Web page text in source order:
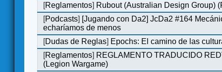
[Reglamentos] Rubout (Australian Design Group)
[Podcasts] [Jugando con Da2] JcDa2 #164
echaríamos de menos
[Dudas de Reglas] Epochs: El camino de las
[Reglamentos] REGLAMENTO TRADUCIDO
(Legion Wargame)